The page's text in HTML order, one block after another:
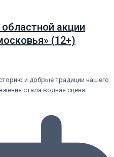
акции
(12+)
и добрые традиции нашего
стала водная сцена